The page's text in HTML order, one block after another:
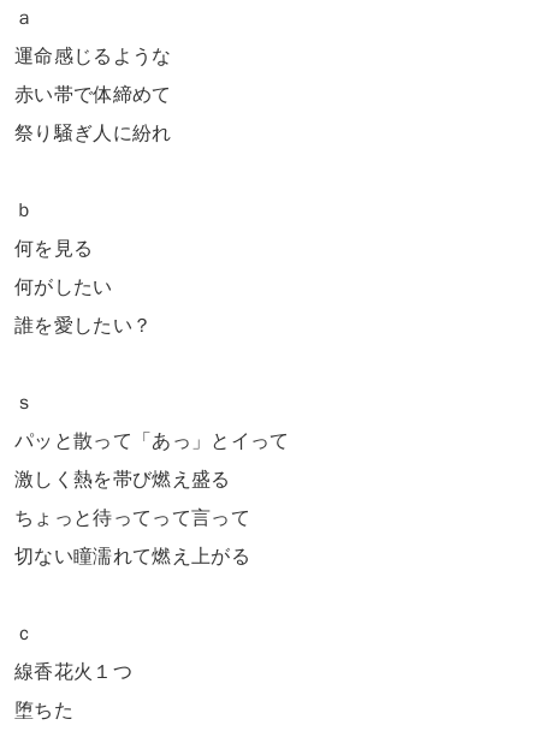
ａ
運命感じるような
赤い帯で体締めて
祭り騒ぎ人に紛れ
ｂ
何を見る
何がしたい
誰を愛したい？
ｓ
パッと散って「あっ」とイって
激しく熱を帯び燃え盛る
ちょっと待ってって言って
切ない瞳濡れて燃え上がる
ｃ
線香花火１つ
堕ちた